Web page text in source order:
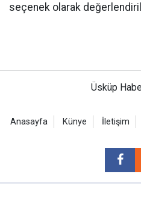
seçenek olarak
Üsküp
Anasayfa Künye İletişim